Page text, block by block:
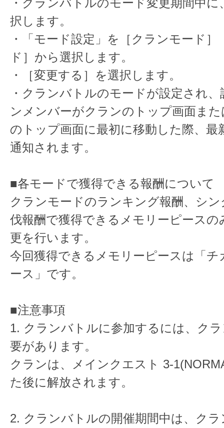
・クランバトルのモード変更期間中に
択します。
・「モード設定」を［クランモード
ド］から選択します。
・［変更する］を選択します。
・クランバトルのモードが設定され
ンメンバーがクランのトップ画面ま
のトップ画面に最初に移動した際、最
通知されます。
■各モードで獲得できる報酬について
クランモードのランキング報酬、シ
伐報酬で獲得できるメモリーピースの
更を行います。
今回獲得できるメモリーピースは「
ース」です。
■注意事項
1. クランバトルに参加するには、ク
要があります。
クランは、メインクエスト 3-
た後に解放されます。
2. クランバトルの開催期間中は、ク